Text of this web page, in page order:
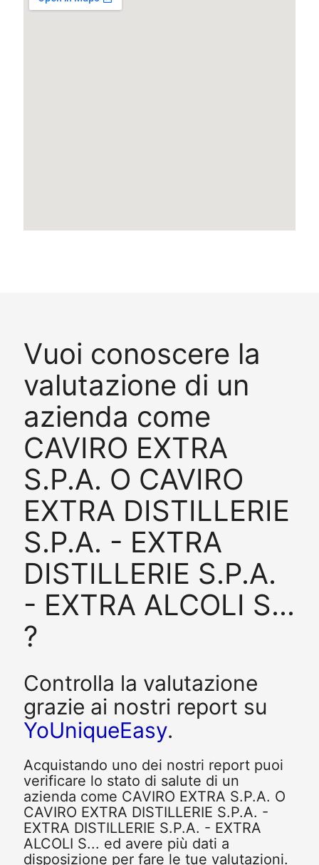
Vuoi conoscere la
valutazione di un
azienda come
CAVIRO EXTRA
S.P.A. O CAVIRO
EXTRA DISTILLERIE
S.P.A. - EXTRA
DISTILLERIE S.P.A.
- EXTRA ALCOLI S...
?
Controlla la valutazione
grazie ai nostri report su
YoUniqueEasy.
Acquistando uno dei nostri report puoi
verificare lo stato di salute di un
azienda come CAVIRO EXTRA S.P.A. O
CAVIRO EXTRA DISTILLERIE S.P.A. -
EXTRA DISTILLERIE S.P.A. - EXTRA
ALCOLI S... ed avere più dati a
disposizione per fare le tue valutazioni.